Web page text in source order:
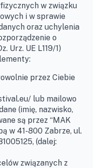
w związku
i w sprawie
oraz uchylenia
o
Urz. UE L119/1)
przez Ciebie
lub mailowo
(imię, nazwisko,
są przez “MAK
w 41-800 Zabrze, ul.
(dalej:
związanych z